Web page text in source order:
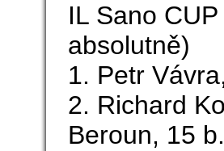
IL Sano
absolutně)
1. Petr
2. Richard
Beroun, 15